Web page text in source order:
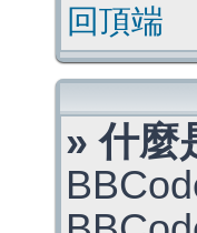
回頂端
» 什麼